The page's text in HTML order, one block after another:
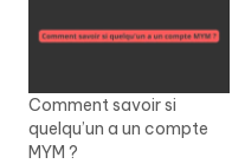
Comment savoir si
quelqu’un a un compte
MYM ?